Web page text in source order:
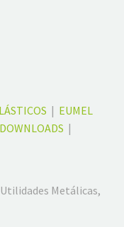
| EUMEL
DOWNLOADS |
Metálicas,